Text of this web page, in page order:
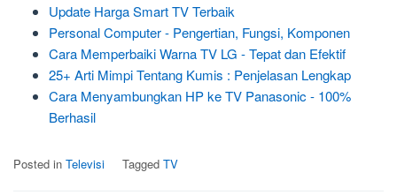
Update Harga Smart TV Terbaik
Personal Computer - Pengertian, Fungsi, Komponen
Cara Memperbaiki Warna TV LG - Tepat dan Efektif
25+ Arti Mimpi Tentang Kumis : Penjelasan Lengkap
Cara Menyambungkan HP ke TV Panasonic - 100%
Berhasil
Posted in Televisi Tagged TV